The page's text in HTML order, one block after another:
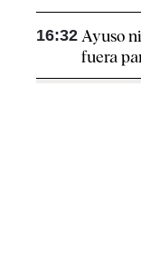
16:32 Ayuso
fuera